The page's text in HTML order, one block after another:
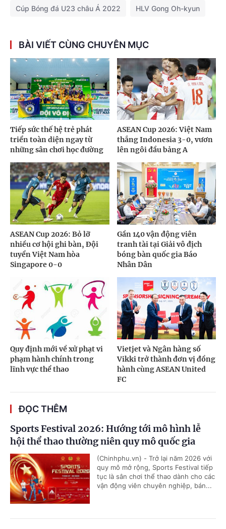
Cúp Bóng đá U23 châu Á 2022 HLV Gong Oh-kyun
BÀI VIẾT CÙNG CHUYÊN MỤC
Tiếp sức thế hệ trẻ phát
triển toàn diện ngay từ
những sân chơi học đường
ASEAN Cup 2026: Việt Nam
thắng Indonesia 3-0, vươn
lên ngôi đầu bảng A
ASEAN Cup 2026: Bỏ lỡ
nhiều cơ hội ghi bàn, Đội
tuyển Việt Nam hòa
Singapore 0-0
Gần 140 vận động viên
tranh tài tại Giải vô địch
bóng bàn quốc gia Báo
Nhân Dân
Quy định mới về xử phạt vi
phạm hành chính trong
lĩnh vực thể thao
Vietjet và Ngân hàng số
Vikki trở thành đơn vị đồng
hành cùng ASEAN United
FC
ĐỌC THÊM
Sports Festival 2026: Hướng tới mô hình lễ
hội thể thao thường niên quy mô quốc gia
(Chinhphu.vn) - Trở lại năm 2026 với
quy mô mở rộng, Sports Festival tiếp
tục là sân chơi thể thao dành cho các
vận động viên chuyên nghiệp, bán...